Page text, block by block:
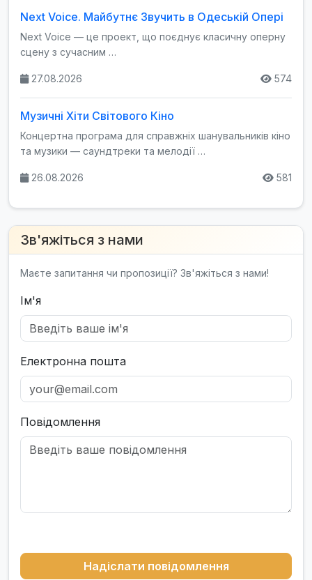
Next Voice. Майбутнє Звучить в Одеській Опері
Next Voice — це проект, що поєднує класичну оперну
сцену з сучасним …
27.08.2026 574
Музичні Хіти Світового Кіно
Концертна програма для справжніх шанувальників кіно
та музики — саундтреки та мелодії …
26.08.2026 581
Зв'яжіться з нами
Маєте запитання чи пропозиції? Зв'яжіться з нами!
Ім'я
Електронна пошта
Повідомлення
Надіслати повідомлення